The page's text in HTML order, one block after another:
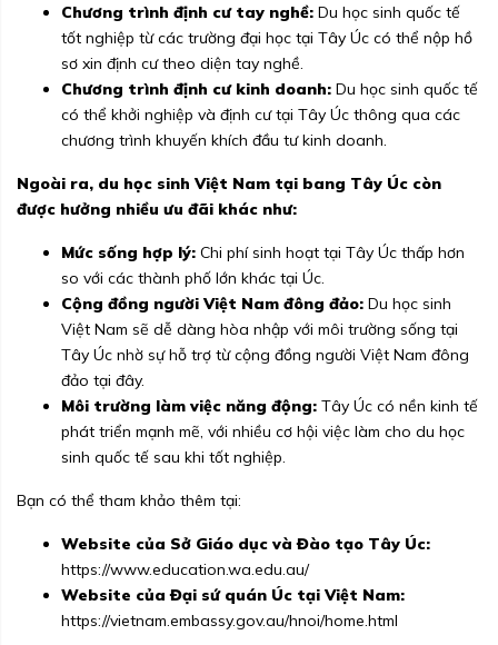
Chương trình định cư tay nghề: Du học sinh quốc tế
tốt nghiệp từ các trường đại học tại Tây Úc có thể nộp hồ
sơ xin định cư theo diện tay nghề.
Chương trình định cư kinh doanh: Du học sinh quốc tế
có thể khởi nghiệp và định cư tại Tây Úc thông qua các
chương trình khuyến khích đầu tư kinh doanh.
Ngoài ra, du học sinh Việt Nam tại bang Tây Úc còn
được hưởng nhiều ưu đãi khác như:
Mức sống hợp lý: Chi phí sinh hoạt tại Tây Úc thấp hơn
so với các thành phố lớn khác tại Úc.
Cộng đồng người Việt Nam đông đảo: Du học sinh
Việt Nam sẽ dễ dàng hòa nhập với môi trường sống tại
Tây Úc nhờ sự hỗ trợ từ cộng đồng người Việt Nam đông
đảo tại đây.
Môi trường làm việc năng động: Tây Úc có nền kinh tế
phát triển mạnh mẽ, với nhiều cơ hội việc làm cho du học
sinh quốc tế sau khi tốt nghiệp.
Bạn có thể tham khảo thêm tại:
Website của Sở Giáo dục và Đào tạo Tây Úc:
https://www.education.wa.edu.au/
Website của Đại sứ quán Úc tại Việt Nam:
https://vietnam.embassy.gov.au/hnoi/home.html